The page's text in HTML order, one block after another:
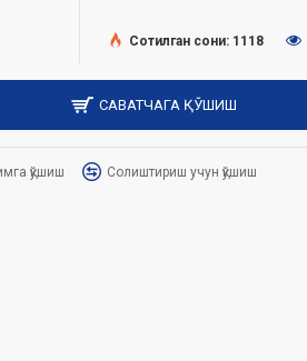
Сотилган сони: 1118
САВАТЧАГА ҚЎШИШ
қўшиш Солиштириш учун қўшиш